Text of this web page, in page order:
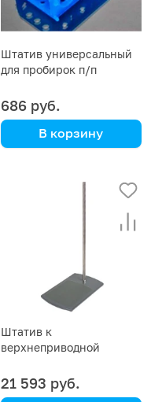
Штатив универсальный
для пробирок п/п
30/16/12/6
686 руб.
В корзину
Штатив к
верхнеприводной
21 593 руб.